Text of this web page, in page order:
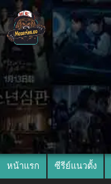
หน้าแรก ซีรีย์แนวตั้ง